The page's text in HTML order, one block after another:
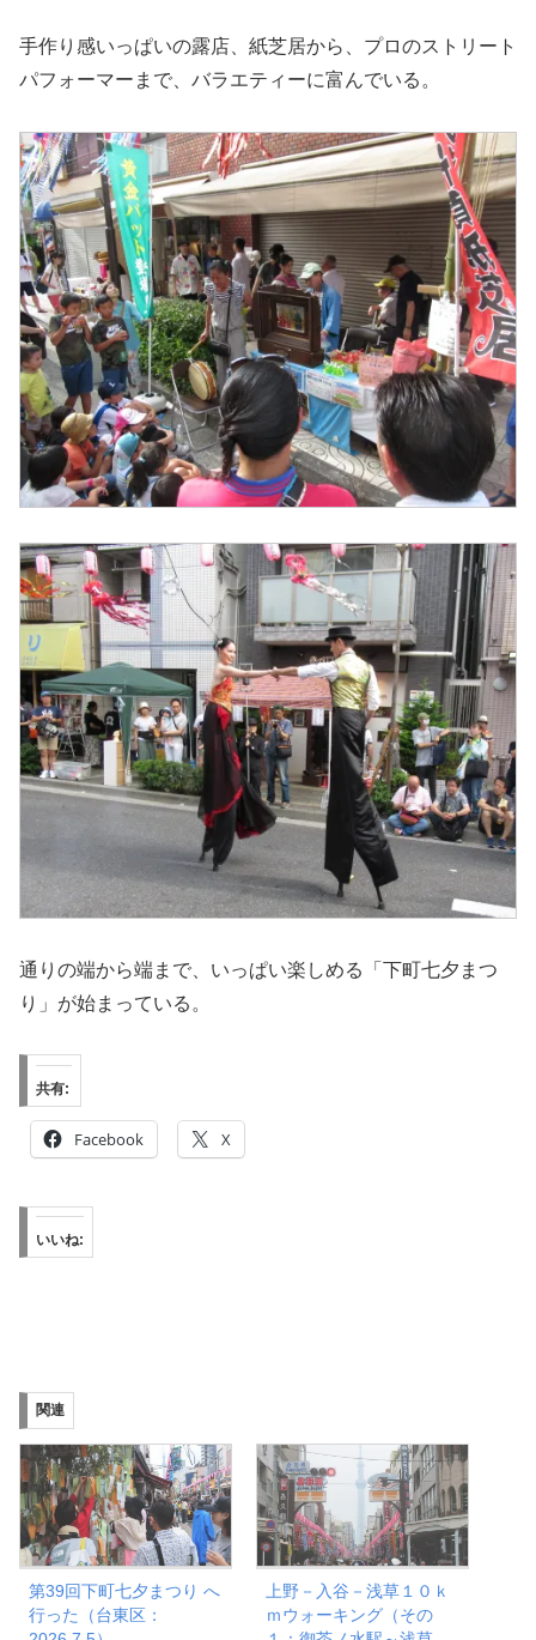
手作り感いっぱいの露店、紙芝居から、プロのストリート
パフォーマーまで、バラエティーに富んでいる。
通りの端から端まで、いっぱい楽しめる「下町七夕まつ
り」が始まっている。
共有:
Facebook X
いいね:
関連
第39回下町七夕まつり へ
行った（台東区：
上野－入谷－浅草１０ｋ
ｍウォーキング（その